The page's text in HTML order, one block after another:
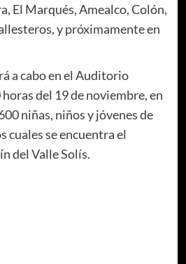
El Marqués, Amealco, Colón,
y próximamente en
a cabo en el Auditorio
del 19 de noviembre, en
niñas, niños y jóvenes de
cuales se encuentra el
del Valle Solís.